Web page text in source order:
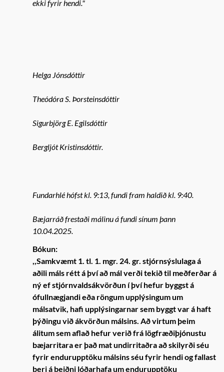
ekki fyrir hendi."
Helga Jónsdóttir
Theódóra S. Þorsteinsdóttir
Sigurbjörg E. Egilsdóttir
Bergljót Kristinsdóttir.
Fundarhlé hófst kl. 9:13, fundi fram haldið kl. 9:40.
Bæjarráð frestaði málinu á fundi sínum þann
10.04.2025.
Bókun:
,,Samkvæmt 1. tl. 1. mgr. 24. gr. stjórnsýslulaga á
aðili máls rétt á því að mál verði tekið til meðferðar á
ný ef stjórnvaldsákvörðun í því hefur byggst á
ófullnægjandi eða röngum upplýsingum um
málsatvik, hafi upplýsingarnar sem byggt var á haft
þýðingu við ákvörðun málsins. Að virtum þeim
álitum sem aflað hefur verið frá lögfræðiþjónustu
bæjarritara er það mat undirritaðra að skilyrði séu
fyrir endurupptöku málsins séu fyrir hendi og fallast
beri á beiðni lóðarhafa um endurupptöku